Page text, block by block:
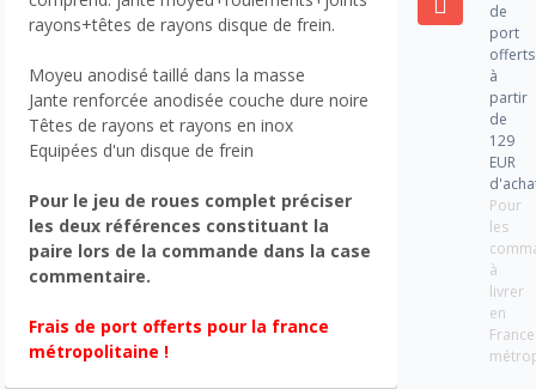
rayons+têtes de rayons disque de frein.
Moyeu anodisé taillé dans la masse
Jante renforcée anodisée couche dure noire
Têtes de rayons et rayons en inox
Equipées d'un disque de frein
Pour le jeu de roues complet préciser
les deux références constituant la
paire lors de la commande dans la case
commentaire.
Frais de port offerts pour la france
métropolitaine !
de
port
offerts
à
partir
de
129
EUR
Pour
les
à
livrer
en
France